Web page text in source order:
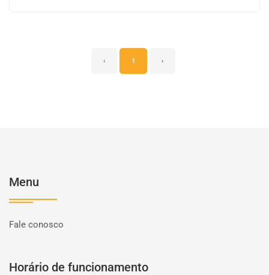
‹ 1 ›
Menu
Fale conosco
Horário de funcionamento